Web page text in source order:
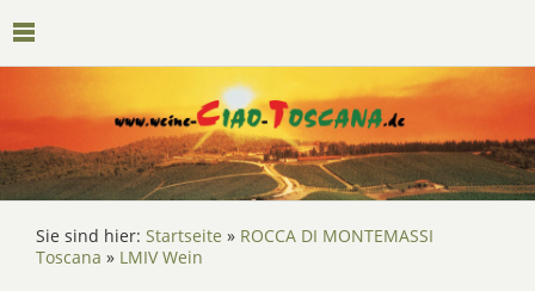
Sie sind hier: Startseite » ROCCA DI MONTEMASSI
Toscana » LMIV Wein